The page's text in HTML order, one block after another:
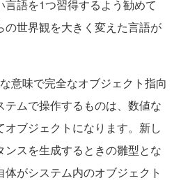
言語を1つ習得するよう勧めて
の世界観を大きく変えた言語が
意味で完全なオブジェクト指向
ムで操作するものは、数値な
オブジェクトになります。新し
ンスを生成するときの雛型とな
がシステム内のオブジェクト